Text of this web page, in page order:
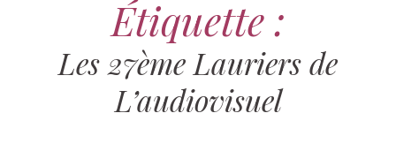
Étiquette :
Les 27ème Lauriers de
L’audiovisuel